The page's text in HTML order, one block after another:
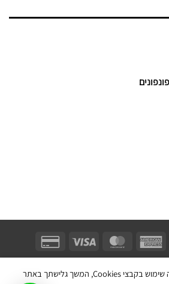
לידיעתך, באתר זה נעשה שימוש בקבצי Cookies, המשך גלישתך באתר